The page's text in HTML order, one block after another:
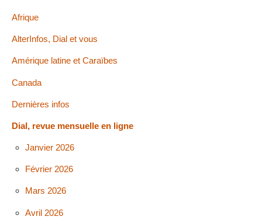
Afrique
AlterInfos, Dial et vous
Amérique latine et Caraïbes
Canada
Dernières infos
Dial, revue mensuelle en ligne
Janvier 2026
Février 2026
Mars 2026
Avril 2026